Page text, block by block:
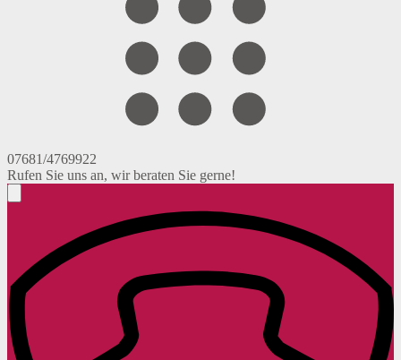
07681/4769922
Rufen Sie uns an, wir beraten Sie gerne!